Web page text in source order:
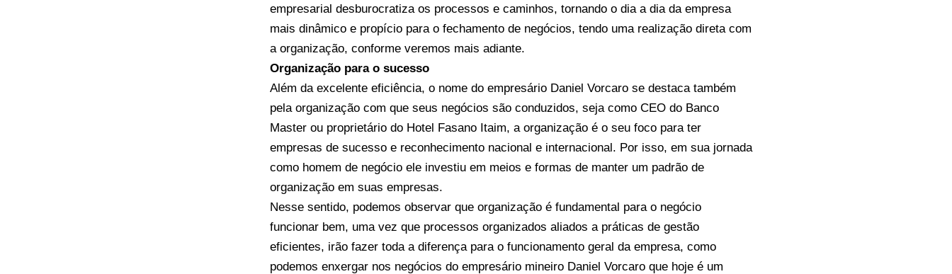
empresarial desburocratiza os processos e caminhos, tornando o dia a dia da empresa
mais dinâmico e propício para o fechamento de negócios, tendo uma realização direta com
a organização, conforme veremos mais adiante.
Organização para o sucesso
Além da excelente eficiência, o nome do empresário Daniel Vorcaro se destaca também
pela organização com que seus negócios são conduzidos, seja como CEO do Banco
Master ou proprietário do Hotel Fasano Itaim, a organização é o seu foco para ter
empresas de sucesso e reconhecimento nacional e internacional. Por isso, em sua jornada
como homem de negócio ele investiu em meios e formas de manter um padrão de
organização em suas empresas.
Nesse sentido, podemos observar que organização é fundamental para o negócio
funcionar bem, uma vez que processos organizados aliados a práticas de gestão
eficientes, irão fazer toda a diferença para o funcionamento geral da empresa, como
podemos enxergar nos negócios do empresário mineiro Daniel Vorcaro que hoje é um